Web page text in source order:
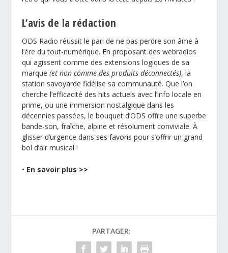
L’avis de la rédaction
ODS Radio réussit le pari de ne pas perdre son âme à
l’ère du tout-numérique. En proposant des webradios
qui agissent comme des extensions logiques de sa
marque (et non comme des produits déconnectés), la
station savoyarde fidélise sa communauté. Que l’on
cherche l’efficacité des hits actuels avec l’info locale en
prime, ou une immersion nostalgique dans les
décennies passées, le bouquet d’ODS offre une superbe
bande-son, fraîche, alpine et résolument conviviale. À
glisser d’urgence dans ses favoris pour s’offrir un grand
bol d’air musical !
• En savoir plus >>
PARTAGER: